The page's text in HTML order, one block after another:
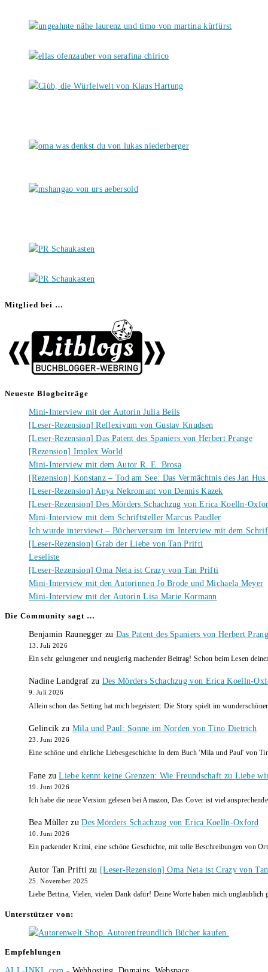
Mitglied bei …
Neueste Blogbeiträge
Mini-Interview mit der Autorin Julia Beils
[Leser-Rezension] Reflexivum von Gustav Knudsen
[Leser-Rezension] Das Patent des Spaniers von Herbert Prange
[Rezension] Implex World
Mini-Interview mit dem Autor R. E. Brosa
[Rezension] Konstanz – Tod am See: Das Vermächtnis des Jan
[Leser-Rezension] Anya Nekromant von Dennis Kazek
[Leser-Rezension] Des Mörders Schachzug von Erica Koelln-
Mini-Interview mit dem Schriftsteller Marcus Paudler
Ich wurde interviewt – Bücherversum im Interview mit dem
[Leser-Rezension] Grab der Liebe von Tan Prifti
Leseliste
[Leser-Rezension] Oma Neta ist Crazy von Tan Prifti
Mini-Interview mit den Autorinnen Jo Brode und Michaela Meyer
Mini-Interview mit der Autorin Lisa Marie Kormann
Die Community sagt …
Benjamin Raunegger zu Das Patent des Spaniers von Herbert
13. Juli 2026
Ein sehr gelungener und neugierig machender Beitrag! Schon beim Lesen
Nadine Landgraf zu Des Mörders Schachzug von Erica Koelln-
9. Juli 2026
Allein schon das Setting hat mich begeistert: Die Story spielt im
Gelincik zu Mila und Paul: Sonne im Norden von Tino Dietrich
23. Juni 2026
Eine schöne und ehrliche Liebesgeschichte In dem Buch 'Mila und Paul' von
Fane zuLiebe kennt keine Grenzen: Wie Freundschaft zu Liebe
19. Juni 2026
Ich habe die neue Version gelesen bei Amazon, Das Cover ist viel
Bea Müller zuDes Mörders Schachzug von Erica Koelln-Oxford
10. Juni 2026
Ein packender Krimi, eine schöne Geschichte, mit tolle Beschreibungen von
Autor Tan Prifti zu [Leser-Rezension] Oma Neta ist Crazy von
25. November 2025
Liebe Bettina, Vielen, vielen Dank dafür! Deine Worte haben mich unglaublich
Unterstützer von:
Empfehlungen